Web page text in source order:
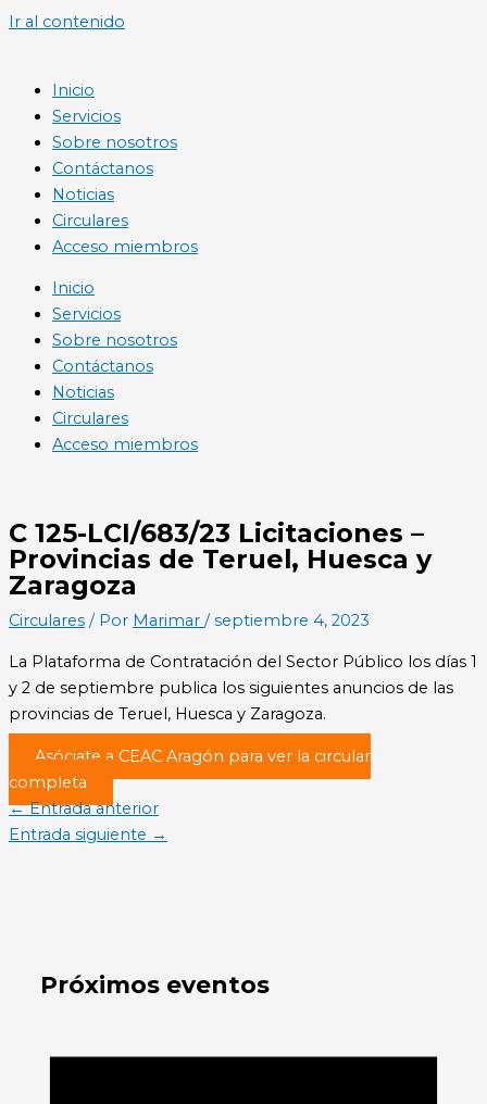
Ir al contenido
Inicio
Servicios
Sobre nosotros
Contáctanos
Noticias
Circulares
Acceso miembros
Inicio
Servicios
Sobre nosotros
Contáctanos
Noticias
Circulares
Acceso miembros
C 125-LCI/683/23 Licitaciones –
Provincias de Teruel, Huesca y
Zaragoza
Circulares / Por Marimar / septiembre 4, 2023
La Plataforma de Contratación del Sector Público los días 1
y 2 de septiembre publica los siguientes anuncios de las
provincias de Teruel, Huesca y Zaragoza.
Asóciate a CEAC Aragón para ver la circular
completa
←Entrada anterior
Entrada siguiente →
Próximos eventos